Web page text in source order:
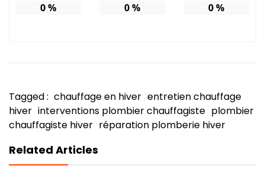
0% 0% 0%
Tagged : chauffage en hiver entretien chauffage
hiver interventions plombier chauffagiste plombier
chauffagiste hiver réparation plomberie hiver
Related Articles